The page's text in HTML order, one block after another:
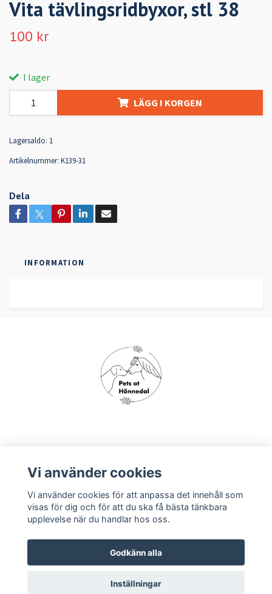
Vita tävlingsridbyxor, stl 38
100 kr
I lager
LÄGG I KORGEN
Lagersaldo: 1
Artikelnummer: K139-31
Dela
INFORMATION
Köpvillkor
Vi använder cookies
Vi använder cookies för att anpassa det innehåll som
visas för dig och för att du ska få bästa tänkbara
upplevelse när du handlar hos oss.
Godkänn alla
Inställningar